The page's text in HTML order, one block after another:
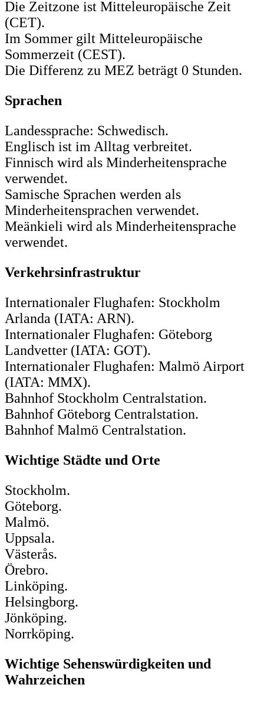
Die Zeitzone ist Mitteleuropäische Zeit
(CET).
Im Sommer gilt Mitteleuropäische
Sommerzeit (CEST).
Die Differenz zu MEZ beträgt 0 Stunden.
Sprachen
Landessprache: Schwedisch.
Englisch ist im Alltag verbreitet.
Finnisch wird als Minderheitensprache
verwendet.
Samische Sprachen werden als
Minderheitensprachen verwendet.
Meänkieli wird als Minderheitensprache
verwendet.
Verkehrsinfrastruktur
Internationaler Flughafen: Stockholm
Arlanda (IATA: ARN).
Internationaler Flughafen: Göteborg
Landvetter (IATA: GOT).
Internationaler Flughafen: Malmö Airport
(IATA: MMX).
Bahnhof Stockholm Centralstation.
Bahnhof Göteborg Centralstation.
Bahnhof Malmö Centralstation.
Wichtige Städte und Orte
Stockholm.
Göteborg.
Malmö.
Uppsala.
Västerås.
Örebro.
Linköping.
Helsingborg.
Jönköping.
Norrköping.
Wichtige Sehenswürdigkeiten und
Wahrzeichen